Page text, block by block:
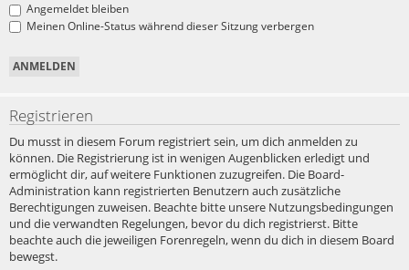
Angemeldet bleiben
Meinen Online-Status während dieser Sitzung verbergen
Registrieren
Du musst in diesem Forum registriert sein, um dich anmelden zu
können. Die Registrierung ist in wenigen Augenblicken erledigt und
ermöglicht dir, auf weitere Funktionen zuzugreifen. Die Board-
Administration kann registrierten Benutzern auch zusätzliche
Berechtigungen zuweisen. Beachte bitte unsere Nutzungsbedingungen
und die verwandten Regelungen, bevor du dich registrierst. Bitte
beachte auch die jeweiligen Forenregeln, wenn du dich in diesem Board
bewegst.